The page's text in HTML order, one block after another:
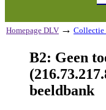
Homepage DLV → Collectie
B2: Geen
beeldbank